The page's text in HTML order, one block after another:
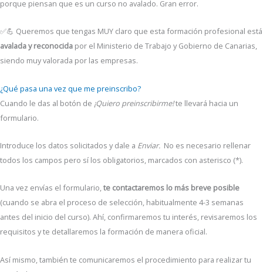
porque piensan que es un curso no avalado. Gran error.
✅💪 Queremos que tengas MUY claro que esta formación profesional está
avalada y reconocida por el Ministerio de Trabajo y Gobierno de Canarias,
siendo muy valorada por las empresas.
¿Qué pasa una vez que me preinscribo?
Cuando le das al botón de ¡Quiero preinscribirme!te llevará hacia un
formulario.
Introduce los datos solicitados y dale a Enviar. No es necesario rellenar
todos los campos pero sí los obligatorios, marcados con asterisco (*).
Una vez envías el formulario,te contactaremos lo más breve posible
(cuando se abra el proceso de selección, habitualmente 4-3 semanas
antes del inicio del curso). Ahí, confirmaremos tu interés, revisaremos los
requisitos y te detallaremos la formación de manera oficial.
Así mismo, también te comunicaremos el procedimiento para realizar tu